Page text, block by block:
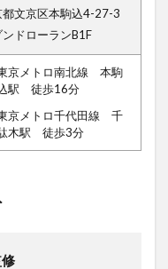
都文京区本駒込4-27-3
ンドローランB1F
京メトロ南北線 本駒
駅 徒歩16分
京メトロ千代田線 千
木駅 徒歩3分